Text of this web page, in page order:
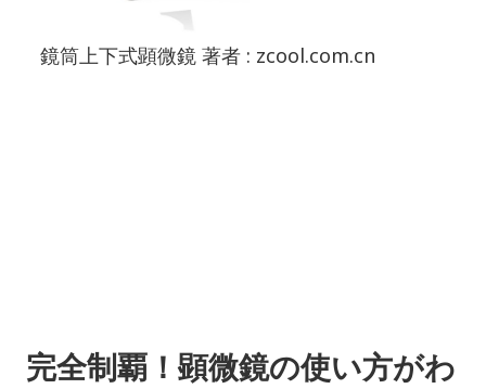
鏡筒上下式顕微鏡 著者 : zcool.com.cn
完全制覇！顕微鏡の使い方がわ